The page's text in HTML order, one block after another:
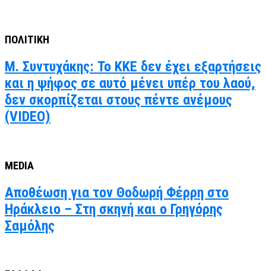
ΠΟΛΙΤΙΚΗ
Μ. Συντυχάκης: Το ΚΚΕ δεν έχει εξαρτήσεις
και η ψήφος σε αυτό μένει υπέρ του λαού,
δεν σκορπίζεται στους πέντε ανέμους
(VIDEO)
MEDIA
Αποθέωση για τον Θοδωρή Φέρρη στο
Ηράκλειο – Στη σκηνή και ο Γρηγόρης
Σαμόλης